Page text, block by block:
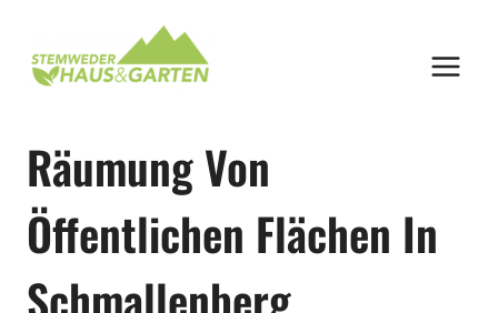
springen
Räumung Von
Öffentlichen Flächen In
Schmallenberg